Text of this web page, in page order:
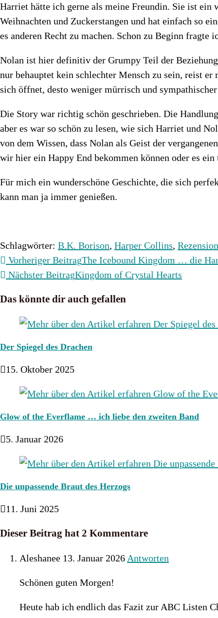
Harriet hätte ich gerne als meine Freundin. Sie ist
Weihnachten und Zuckerstangen und hat einfach so
es anderen Recht zu machen. Schon zu Beginn fragte
Nolan ist hier definitiv der Grumpy Teil der
nur behauptet kein schlechter Mensch zu sein, reist
sich öffnet, desto weniger mürrisch und
Die Story war richtig schön geschrieben. Die
aber es war so schön zu lesen, wie sich Harriet und
von dem Wissen, dass Nolan als Geist der
wir hier ein Happy End bekommen können oder es
Für mich ein wunderschöne Geschichte, die sich
kann man ja immer genießen.
Schlagwörter: B.K. Borison, Harper Collins, Rezension
Weitere
Artikel
Vorheriger BeitragThe Icebound Kingdom … die
Nächster BeitragKingdom of Crystal Hearts
Das könnte dir auch gefallen
Der Spiegel des Drachen
15. Oktober 2025
Glow of the Everflame … ich liebe den zweiten Band
5. Januar 2026
Die unpassende Braut des Herzogs
11. Juni 2025
Dieser Beitrag hat 2 Kommentare
Aleshanee 13. Januar 2026 Antworten
Schönen guten Morgen!
Heute hab ich endlich das Fazit zur ABC Listen